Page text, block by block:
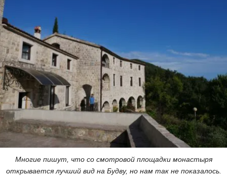
Многие пишут, что со смотровой площадки монастыря
открывается лучший вид на Будву, но нам так не показалось.